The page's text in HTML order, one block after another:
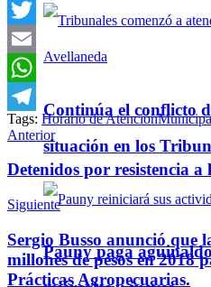
Continúa el conflicto
situación en los
Pauny paga
Facebook
Twitter
Email
WhatsApp
Telegram
Tags: Horario de Atención
Anterior
Detenidos por resistencia
Siguiente
Sergio Busso anunció
millones de pesos en 2018
Prácticas Agropecuarias.